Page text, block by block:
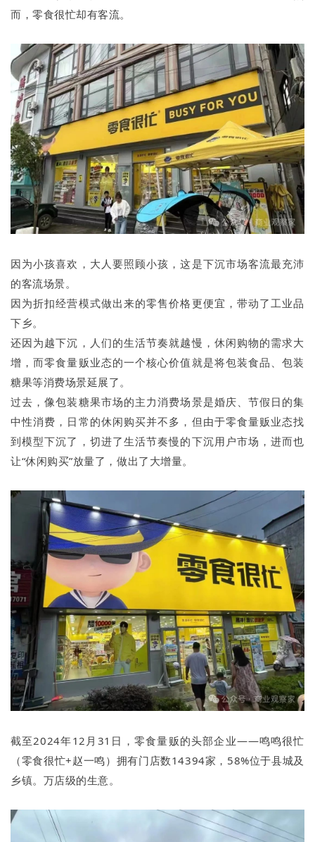
而，零食很忙却有客流。
因为小孩喜欢，大人要照顾小孩，这是下沉市场客流最充沛
的客流场景。
因为折扣经营模式做出来的零售价格更便宜，带动了工业品
下乡。
还因为越下沉，人们的生活节奏就越慢，休闲购物的需求大
增，而零食量贩业态的一个核心价值就是将包装食品、包装
糖果等消费场景延展了。
过去，像包装糖果市场的主力消费场景是婚庆、节假日的集
中性消费，日常的休闲购买并不多，但由于零食量贩业态找
到模型下沉了，切进了生活节奏慢的下沉用户市场，进而也
让“休闲购买”放量了，做出了大增量。
截至2024年12月31日，零食量贩的头部企业——鸣鸣很忙
（零食很忙+赵一鸣）拥有门店数14394家，58%位于县城及
乡镇。万店级的生意。